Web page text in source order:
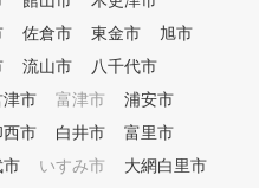
佐倉市 東金市
旭市
流山市
八千代市
津市 富津市
浦安市
西市 白井市
富里市
市 いすみ市
大網白里市